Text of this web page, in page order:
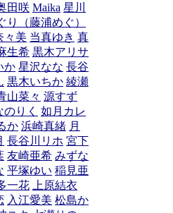
田咲 Maika 星川
り（藤浦めぐ）
々美 当真ゆき 真
生希 黒木アリサ
か 星沢なな 長谷
黒木いちか 綾瀬
山菜々 源すず
のりく 如月カレ
か 浜崎真緒 月
長谷川リホ 宮下
友崎亜希 みずな
平塚ゆい 稲見亜
一花
上原結衣
入江愛美 松島か